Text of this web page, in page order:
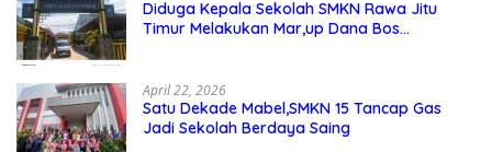
Diduga Kepala Sekolah SMKN Rawa Jitu
Timur Melakukan Mar,up Dana Bos
April 22, 2026
Satu Dekade Mabel,SMKN 15 Tancap Gas
Jadi Sekolah Berdaya Saing